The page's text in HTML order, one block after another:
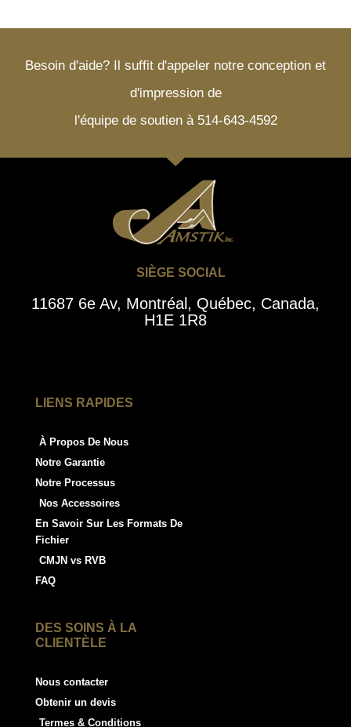
Besoin d'aide? Il suffit d'appeler notre conception et
d'impression de
l'équipe de soutien à 514-643-4592
SIÈGE SOCIAL
11687 6e Av, Montréal, Québec, Canada,
H1E 1R8
LIENS RAPIDES
À Propos De Nous
Notre Garantie
Notre Processus
Nos Accessoires
En Savoir Sur Les Formats De
Fichier
CMJN vs RVB
FAQ
DES SOINS À LA
CLIENTÈLE
Nous contacter
Obtenir un devis
Termes & Conditions